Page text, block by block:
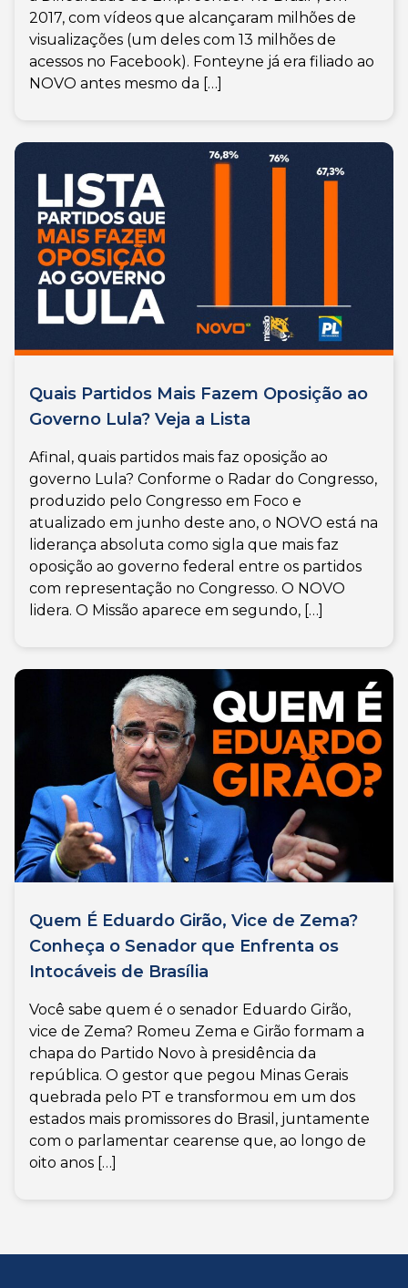
2017, com vídeos que alcançaram milhões de
visualizações (um deles com 13 milhões de
acessos no Facebook). Fonteyne já era filiado ao
NOVO antes mesmo da […]
Quais Partidos Mais Fazem Oposição ao
Governo Lula? Veja a Lista
Afinal, quais partidos mais faz oposição ao
governo Lula? Conforme o Radar do Congresso,
produzido pelo Congresso em Foco e
atualizado em junho deste ano, o NOVO está na
liderança absoluta como sigla que mais faz
oposição ao governo federal entre os partidos
com representação no Congresso. O NOVO
lidera. O Missão aparece em segundo, […]
Quem É Eduardo Girão, Vice de Zema?
Conheça o Senador que Enfrenta os
Intocáveis de Brasília
Você sabe quem é o senador Eduardo Girão,
vice de Zema? Romeu Zema e Girão formam a
chapa do Partido Novo à presidência da
república. O gestor que pegou Minas Gerais
quebrada pelo PT e transformou em um dos
estados mais promissores do Brasil, juntamente
com o parlamentar cearense que, ao longo de
oito anos […]